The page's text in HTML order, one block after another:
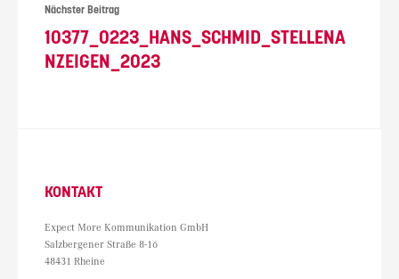
Nächster Beitrag
10377_0223_HANS_SCHMID_STELLENA
NZEIGEN_2023
KONTAKT
Expect More Kommunikation GmbH
Salzbergener Straße 8-16
48431 Rheine